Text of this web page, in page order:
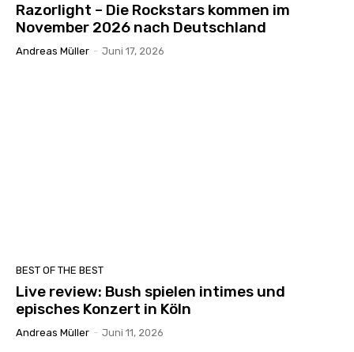
Razorlight – Die Rockstars kommen im
November 2026 nach Deutschland
Andreas Müller - Juni 17, 2026
BEST OF THE BEST
Live review: Bush spielen intimes und
episches Konzert in Köln
Andreas Müller - Juni 11, 2026